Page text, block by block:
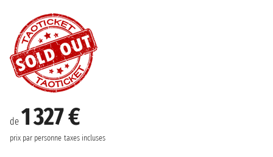
de 1 327 €
prix par personne taxes incluses